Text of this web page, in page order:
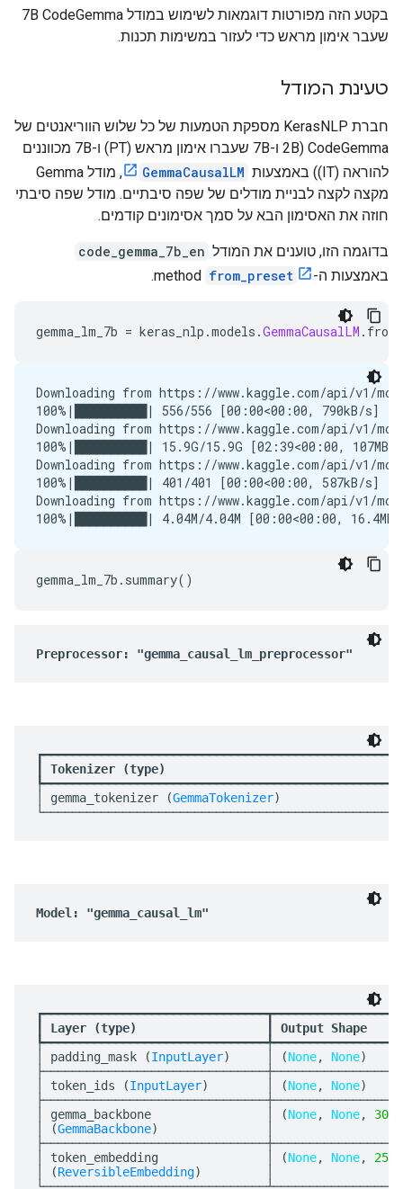
בקטע הזה מפורטות דוגמאות לשימוש במודל 7B CodeGemma
שעבר אימון מראש כדי לעזור במשימות תכנות.
טעינת המודל
חברת KerasNLP מספקת הטמעות של כל שלוש הווריאנטים של
CodeGemma (2B ו-7B שעברו אימון מראש (PT) ו-7B מכווננים
להוראה (IT)) באמצעות
GemmaCausalLM
, מודל Gemma
מקצה לקצה לבניית מודלים של שפה סיבתיים. מודל שפה סיבתי
חוזה את האסימון הבא על סמך אסימונים קודמים.
בדוגמה הזו, טוענים את המודל code_gemma_7b_en
באמצעות ה-method
from_preset
.
gemma_lm_7b = keras_nlp .models .GemmaCausalLM .
Downloading from https://www.kaggle.com/api/v1/
100%|██████████| 556/556 [00:00<00:00, 790kB/s]
Downloading from https://www.kaggle.com/api/v1/
100%|██████████| 15.9G/15.9G [02:39<00:00, 107MB/
Downloading from https://www.kaggle.com/api/v1/
100%|██████████| 401/401 [00:00<00:00, 587kB/s]
Downloading from https://www.kaggle.com/api/v1/
gemma_lm_7b . summary()